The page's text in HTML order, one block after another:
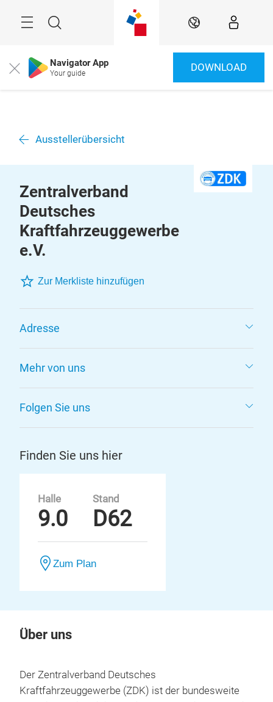
Suche DE
Close Navigator App
Your guide DOWNLOAD
Ausstellerübersicht
Zentralverband
Deutsches
Kraftfahrzeuggewerbe
e.V.
Zur Merkliste hinzufügen
Adresse
Mehr von uns
Folgen Sie uns
Finden Sie uns hier
Halle
9.0
Stand
D62
Zum Plan
Über uns
Der Zentralverband Deutsches
Kraftfahrzeuggewerbe (ZDK) ist der bundesweite